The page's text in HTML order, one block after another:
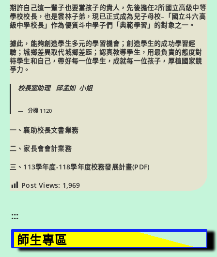
期許自己這一輩子也要當孩子的貴人，先後擔任2所國立高級中等
學校校長，也是雲林子弟，現已正式成為兒子母校–「國立斗六高
級中學校長」作為優質斗中學子們「典範學習 」的對象之一。
據此，能夠創造學生多元的學習機會；創造學生的成功學習經
驗；城鄉差異取代城鄉差距；認真教導學生，用最負責的態度對
待學生和自己，帶好每一位學生，成就每一位孩子，厚植國家競
爭力。
校長室助理 邱孟如 小姐
分機 1120
一、襄助校長文書業務
二、家長會會計業務
三、113學年度-118學年度校務發展計畫(PDF)
Post Views: 1,969
:::
師生專區